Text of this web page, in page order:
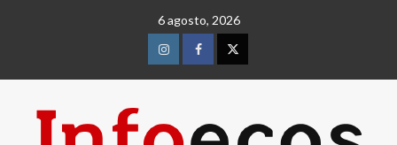
6 agosto, 2026
InstagramFacebookTwitter